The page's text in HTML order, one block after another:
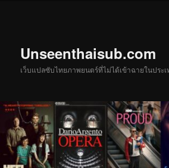
Unseenthaisub.com
เว็บแปลซับไทยภาพยนตร์ที่ไม่ได้เข้าฉายในประ